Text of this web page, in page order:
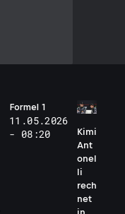
Formel 1
11.05.2026
- 08:20
Kimi
Ant
onel
li
rech
net